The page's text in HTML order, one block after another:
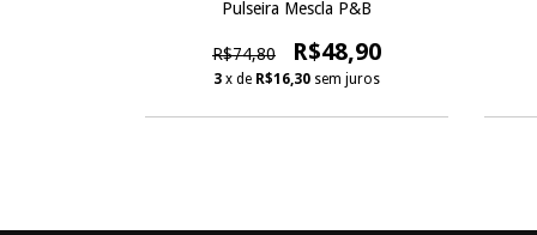
Pulseira Mescla P&B
R$74,80 R$48,90
3 x de R$16,30 sem juros